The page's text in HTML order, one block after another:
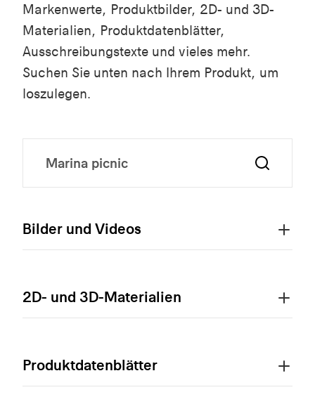
Markenwerte, Produktbilder, 2D- und 3D-
Materialien, Produktdatenblätter,
Ausschreibungstexte und vieles mehr.
Suchen Sie unten nach Ihrem Produkt, um
loszulegen.
Bilder und Videos
2D- und 3D-Materialien
Produktdatenblätter